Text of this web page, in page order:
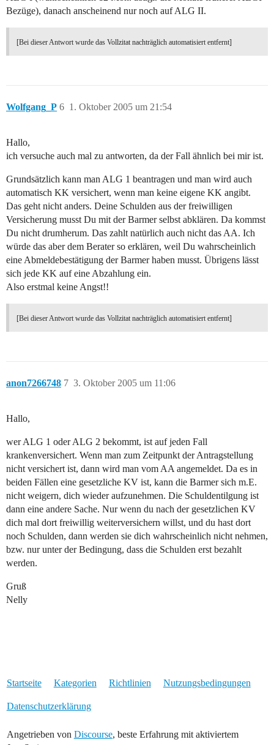
Bezüge), danach anscheinend nur noch auf ALG II.
[Bei dieser Antwort wurde das Vollzitat nachträglich automatisiert entfernt]
Wolfgang_P 1. Oktober 2005 um 21:54
6
Hallo,
ich versuche auch mal zu antworten, da der Fall ähnlich bei mir ist.
Grundsätzlich kann man ALG 1 beantragen und man wird auch
automatisch KK versichert, wenn man keine eigene KK angibt.
Das geht nicht anders. Deine Schulden aus der freiwilligen
Versicherung musst Du mit der Barmer selbst abklären. Da kommst
Du nicht drumherum. Das zahlt natürlich auch nicht das AA. Ich
würde das aber dem Berater so erklären, weil Du wahrscheinlich
eine Abmeldebestätigung der Barmer haben musst. Übrigens lässt
sich jede KK auf eine Abzahlung ein.
Also erstmal keine Angst!!
[Bei dieser Antwort wurde das Vollzitat nachträglich automatisiert entfernt]
anon7266748 3. Oktober 2005 um 11:06
7
Hallo,
wer ALG 1 oder ALG 2 bekommt, ist auf jeden Fall
krankenversichert. Wenn man zum Zeitpunkt der Antragstellung
nicht versichert ist, dann wird man vom AA angemeldet. Da es in
beiden Fällen eine gesetzliche KV ist, kann die Barmer sich m.E.
nicht weigern, dich wieder aufzunehmen. Die Schuldentilgung ist
dann eine andere Sache. Nur wenn du nach der gesetzlichen KV
dich mal dort freiwillig weiterversichern willst, und du hast dort
noch Schulden, dann werden sie dich wahrscheinlich nicht nehmen,
bzw. nur unter der Bedingung, dass die Schulden erst bezahlt
werden.
Gruß
Nelly
Startseite Kategorien Richtlinien Nutzungsbedingungen
Datenschutzerklärung
Angetrieben von Discourse, beste Erfahrung mit aktiviertem